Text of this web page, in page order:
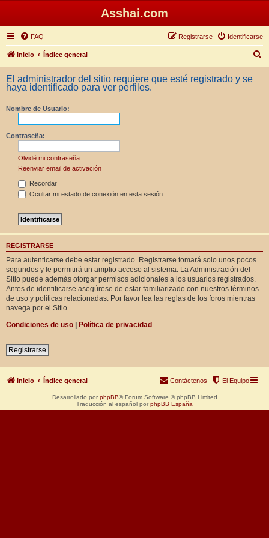
Asshai.com
FAQ Identificarse
Registrarse
Inicio Índice general
u
c
El administrador del sitio requiere que esté registrado y se
haya identificado para ver perfiles.
Nombre de Usuario:
Contraseña:
Olvidé mi contraseña
Reenviar email de activación
Recordar
Ocultar mi estado de conexión en esta sesión
REGISTRARSE
Para autenticarse debe estar registrado. Registrarse tomará solo unos pocos
segundos y le permitirá un amplio acceso al sistema. La Administración del
Sitio puede además otorgar permisos adicionales a los usuarios registrados.
Antes de identificarse asegúrese de estar familiarizado con nuestros términos
de uso y políticas relacionadas. Por favor lea las reglas de los foros mientras
navega por el Sitio.
Condiciones de uso | Política de privacidad
Registrarse
Inicio Índice general El Equipo
Contáctenos
Desarrollado por phpBB® Forum Software © phpBB Limited
Traducción al español por phpBB España